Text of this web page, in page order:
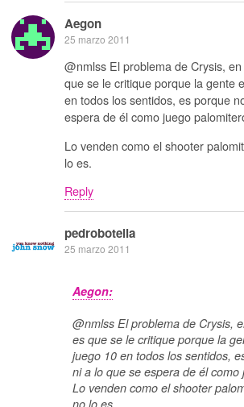
Aegon
25 marzo 2011
@nmlss El problema de Crysis,
que se le critique porque la gente
en todos los sentidos, es porque
espera de él como juego
Lo venden como el shooter
lo es.
Reply
pedrobotella
25 marzo 2011
Aegon:
@nmlss El problema de Crysis,
es que se le critique porque la
juego 10 en todos los sentidos,
ni a lo que se espera de él como
Lo venden como el shooter
no lo es.